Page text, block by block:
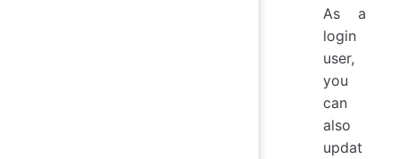
As a
login
user,
you
can
also
updat